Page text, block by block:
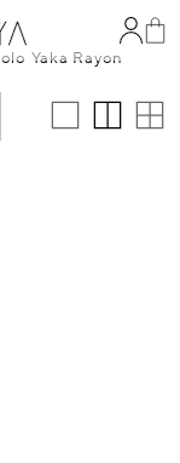
Yaka Rayon